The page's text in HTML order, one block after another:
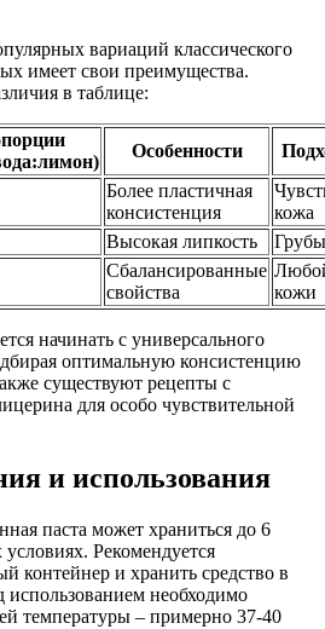
вариаций классического
имеет свои преимущества.
в таблице:
Особенности
Более пластичная
консистенция
кожа
Высокая липкость
Сбалансированные
свойства
кожи
начинать с универсального
оптимальную консистенцию
существуют рецепты с
для особо чувствительной
и использования
паста может храниться до 6
Рекомендуется
контейнер и хранить средство в
использованием необходимо
температуры – примерно 37-40